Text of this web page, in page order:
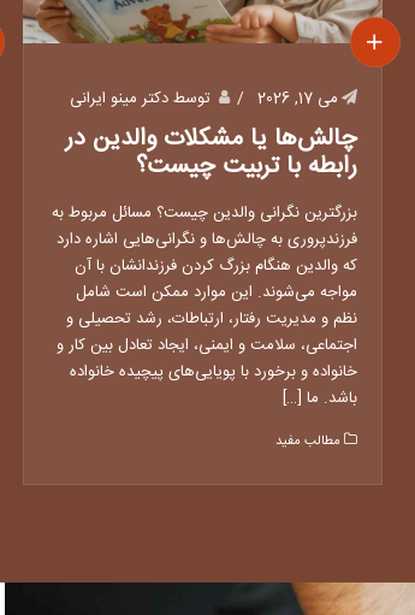
می 17, 2026 توسط دکتر مینو ایرانی
چالش‌ها یا مشکلات والدین در
رابطه با تربیت چیست؟
بزرگترین نگرانی والدین چیست؟ مسائل مربوط به
فرزندپروری به چالش‌ها و نگرانی‌هایی اشاره دارد
که والدین هنگام بزرگ کردن فرزندانشان با آن
مواجه می‌شوند. این موارد ممکن است شامل
نظم و مدیریت رفتار، ارتباطات، رشد تحصیلی و
اجتماعی، سلامت و ایمنی، ایجاد تعادل بین کار و
خانواده و برخورد با پویایی‌های پیچیده خانواده
باشد. ما […]
مطالب مفید